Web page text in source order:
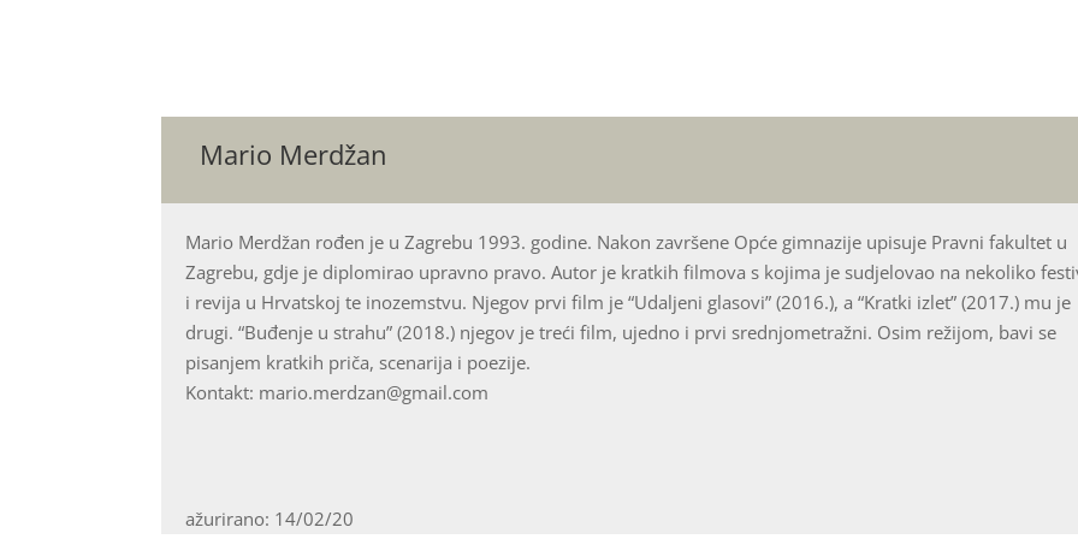
Mario Merdžan
Mario Merdžan rođen je u Zagrebu 1993. godine. Nakon završene Opće gimnazije upisuje Pravni fakultet u
Zagrebu, gdje je diplomirao upravno pravo. Autor je kratkih filmova s kojima je sudjelovao na nekoliko
i revija u Hrvatskoj te inozemstvu. Njegov prvi film je “Udaljeni glasovi” (2016.), a “Kratki izlet” (2017.) mu je
drugi. “Buđenje u strahu” (2018.) njegov je treći film, ujedno i prvi srednjometražni. Osim režijom, bavi se
pisanjem kratkih priča, scenarija i poezije.
Kontakt: mario.merdzan@gmail.com
ažurirano: 14/02/20